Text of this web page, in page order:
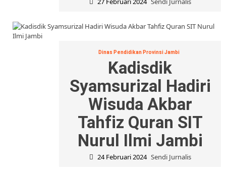
Dinas Pendidikan Provinsi Jambi
Kadisdik
Syamsurizal Hadiri
Wisuda Akbar
Tahfiz Quran SIT
Nurul Ilmi Jambi
24 Februari 2024 Sendi Jurnalis